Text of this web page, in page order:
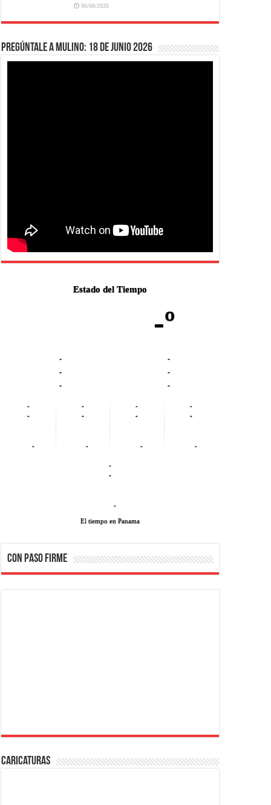
06/08/2026
Pregúntale a Mulino: 18 de junio 2026
Estado del Tiempo
-º
-
-
-
-
-
-
-
-
-
-
-
-
-
-
-
-
-
-
-
-
-
El tiempo en Panama
CON PASO FIRME
Caricaturas